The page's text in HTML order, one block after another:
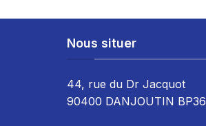
Nous situer
44, rue du Dr Jacquot
90400 DANJOUTIN BP36